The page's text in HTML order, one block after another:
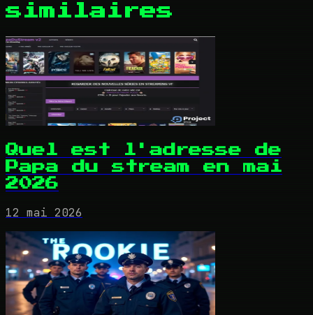
similaires
Quel est l'adresse de
Papa du stream en mai
2026
12 mai 2026